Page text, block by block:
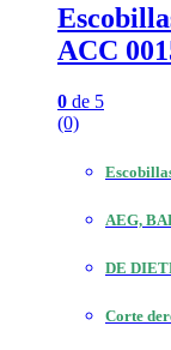
ACC
0 de 5
(0)
AEG,
DE
Corte